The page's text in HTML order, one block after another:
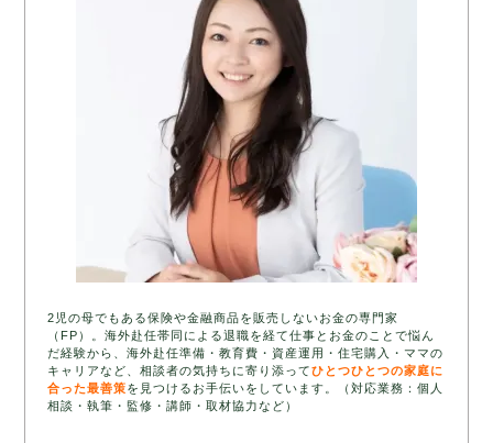
2児の母でもある保険や金融商品を販売しないお金の専門家
（FP）。海外赴任帯同による退職を経て仕事とお金のことで悩ん
だ経験から、海外赴任準備・教育費・資産運用・住宅購入・ママの
キャリアなど、相談者の気持ちに寄り添ってひとつひとつの家庭に
合った最善策を見つけるお手伝いをしています。（対応業務：個人
相談・執筆・監修・講師・取材協力など）